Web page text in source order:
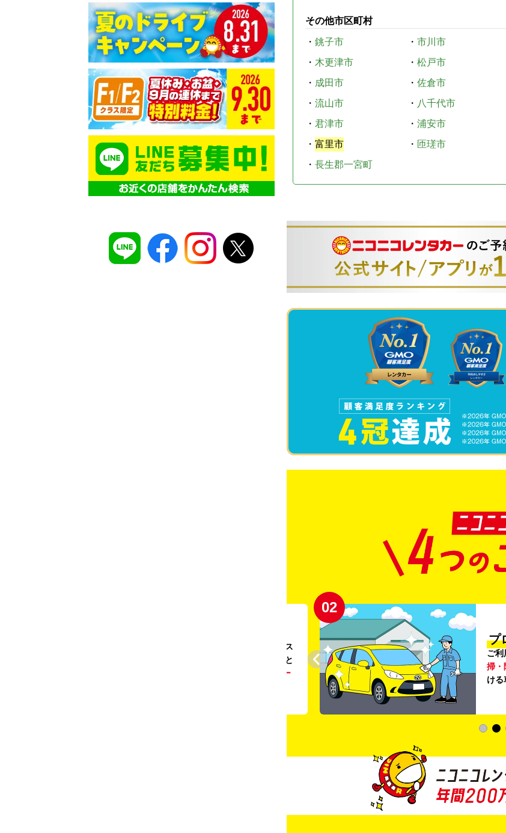
その他市区町村
・ 銚子市 ・ 市川市
・ 木更津市 ・ 松戸市
・ 成田市 ・ 佐倉市
・ 流山市 ・ 八千代市
・ 君津市 ・ 浦安市
・ 富里市 ・ 匝瑳市
・ 長生郡一宮町
。ガソリンス
タンドや整備工場の既存インフラを活用すること
リー
02
プ
ご利
掃・
ける